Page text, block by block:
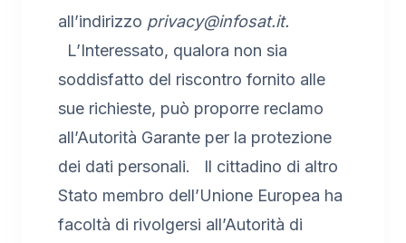
all’indirizzo privacy@infosat.it.
L’Interessato, qualora non sia
soddisfatto del riscontro fornito alle
sue richieste, può proporre reclamo
all’Autorità Garante per la protezione
dei dati personali. Il cittadino di altro
Stato membro dell’Unione Europea ha
facoltà di rivolgersi all’Autorità di